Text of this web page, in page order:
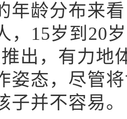
年龄分布来
，15岁到20
出，有力地
姿态，尽管
子并不容易。